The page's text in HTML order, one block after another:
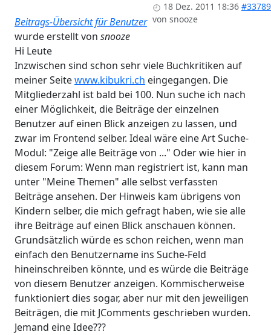
18 Dez. 2011 18:36 #33789
von snooze
Beitrags-Übersicht für Benutzer
wurde erstellt von snooze
Hi Leute
Inzwischen sind schon sehr viele Buchkritiken auf
meiner Seitewww.kibukri.ch eingegangen. Die
Mitgliederzahl ist bald bei 100. Nun suche ich nach
einer Möglichkeit, die Beiträge der einzelnen
Benutzer auf einen Blick anzeigen zu lassen, und
zwar im Frontend selber. Ideal wäre eine Art Suche-
Modul: "Zeige alle Beiträge von ..." Oder wie hier in
diesem Forum: Wenn man registriert ist, kann man
unter "Meine Themen" alle selbst verfassten
Beiträge ansehen. Der Hinweis kam übrigens von
Kindern selber, die mich gefragt haben, wie sie alle
ihre Beiträge auf einen Blick anschauen können.
Grundsätzlich würde es schon reichen, wenn man
einfach den Benutzername ins Suche-Feld
hineinschreiben könnte, und es würde die Beiträge
von diesem Benutzer anzeigen. Kommischerweise
funktioniert dies sogar, aber nur mit den jeweiligen
Beiträgen, die mit JComments geschrieben wurden.
Jemand eine Idee???